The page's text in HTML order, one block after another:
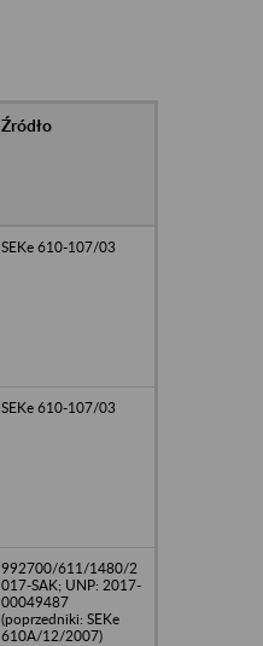
Źródło
SEKe 610-107/03
SEKe 610-107/03
992700/611/1480/2
017-SAK; UNP: 2017-
00049487
(poprzedniki: SEKe
610A/12/2007)